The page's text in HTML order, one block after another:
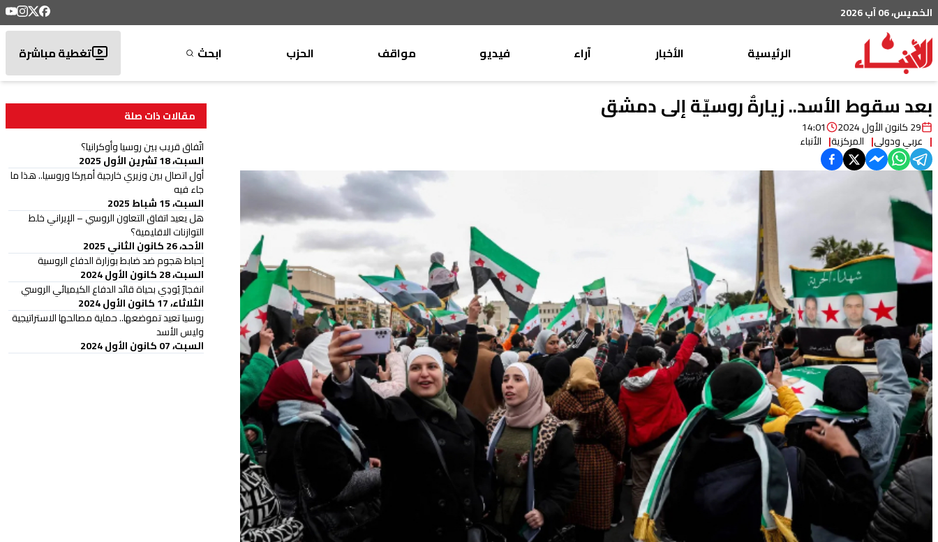
الخميس، 06 آب 2026
الرئيسية
الأخبار
محليات
عربي دولي
رياضة
ثقافة ومجتمع
منوعات
آراء
القرّاء
فيديو مواقف الحزب ابحث تغطية مباشرة
بعد سقوط الأسد.. زيارةٌ روسيّة إلى دمشق
29 كانون الأول 2024 14:01
عربي ودولي المركزية الأنباء
مقالات ذات صلة
اتّفاق قريب بين روسيا وأوكرانيا؟
السبت، 18 تشرين الأول 2025
أول اتصال بين وزيري خارجية أميركا وروسيا.. هذا ما
جاء فيه
السبت، 15 شباط 2025
هل يعيد اتفاق التعاون الروسي – الإيراني خلط
التوازنات الاقليمية؟
الأحد، 26 كانون الثاني 2025
إحباط هجوم ضد ضابط بوزارة الدفاع الروسية
السبت، 28 كانون الأول 2024
انفجارٌ يُودِي بحياة قائد الدفاع الكيميائي الروسي
الثلاثاء، 17 كانون الأول 2024
روسيا تعيد تموضعها.. حماية مصالحها الاستراتيجية
وليس الأسد
السبت، 07 كانون الأول 2024